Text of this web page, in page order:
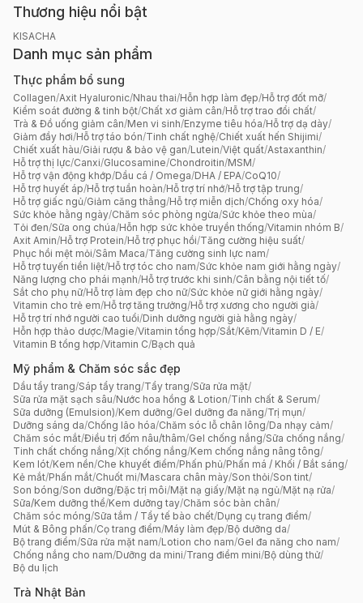
Thương hiệu nổi bật
KISACHA
Danh mục sản phẩm
Thực phẩm bổ sung
Collagen/Axit Hyaluronic/Nhau thai/Hỗn hợp làm đẹp/Hỗ trợ đốt mỡ/
Kiểm soát đường & tinh bột/Chất xơ giảm cân/Hỗ trợ trao đổi chất/
Trà & Đồ uống giảm cân/Men vi sinh/Enzyme tiêu hóa/Hỗ trợ dạ dày/
Giảm đầy hơi/Hỗ trợ táo bón/Tinh chất nghệ/Chiết xuất hến Shijimi/
Chiết xuất hàu/Giải rượu & bảo vệ gan/Lutein/Việt quất/Astaxanthin/
Hỗ trợ thị lực/Canxi/Glucosamine/Chondroitin/MSM/
Hỗ trợ vận động khớp/Dầu cá / Omega/DHA / EPA/CoQ10/
Hỗ trợ huyết áp/Hỗ trợ tuần hoàn/Hỗ trợ trí nhớ/Hỗ trợ tập trung/
Hỗ trợ giấc ngủ/Giảm căng thẳng/Hỗ trợ miễn dịch/Chống oxy hóa/
Sức khỏe hằng ngày/Chăm sóc phòng ngừa/Sức khỏe theo mùa/
Tỏi đen/Sữa ong chúa/Hỗn hợp sức khỏe truyền thống/Vitamin nhóm B/
Axit Amin/Hỗ trợ Protein/Hỗ trợ phục hồi/Tăng cường hiệu suất/
Phục hồi mệt mỏi/Sâm Maca/Tăng cường sinh lực nam/
Hỗ trợ tuyến tiền liệt/Hỗ trợ tóc cho nam/Sức khỏe nam giới hằng ngày/
Năng lượng cho phái mạnh/Hỗ trợ trước khi sinh/Cân bằng nội tiết tố/
Sắt cho phụ nữ/Hỗ trợ làm đẹp cho nữ/Sức khỏe nữ giới hằng ngày/
Vitamin cho trẻ em/Hỗ trợ tăng trưởng/Hỗ trợ xương cho người già/
Hỗ trợ trí nhớ người cao tuổi/Dinh dưỡng người già hằng ngày/
Hỗn hợp thảo dược/Magie/Vitamin tổng hợp/Sắt/Kẽm/Vitamin D / E/
Vitamin B tổng hợp/Vitamin C/Bạch quả
Mỹ phẩm & Chăm sóc sắc đẹp
Dầu tẩy trang/Sáp tẩy trang/Tẩy trang/Sữa rửa mặt/
Sữa rửa mặt sạch sâu/Nước hoa hồng & Lotion/Tinh chất & Serum/
Sữa dưỡng (Emulsion)/Kem dưỡng/Gel dưỡng đa năng/Trị mụn/
Dưỡng sáng da/Chống lão hóa/Chăm sóc lỗ chân lông/Da nhạy cảm/
Chăm sóc mắt/Điều trị đốm nâu/thâm/Gel chống nắng/Sữa chống nắng/
Tinh chất chống nắng/Xịt chống nắng/Kem chống nắng nâng tông/
Kem lót/Kem nền/Che khuyết điểm/Phấn phủ/Phấn má / Khối / Bắt sáng/
Kẻ mắt/Phấn mắt/Chuốt mi/Mascara chân mày/Son thỏi/Son tint/
Son bóng/Son dưỡng/Đặc trị môi/Mặt nạ giấy/Mặt nạ ngủ/Mặt nạ rửa/
Sữa/Kem dưỡng thể/Kem dưỡng tay/Chăm sóc bàn chân/
Chăm sóc móng/Sữa tắm / Tẩy tế bào chết/Dụng cụ trang điểm/
Mút & Bông phấn/Cọ trang điểm/Máy làm đẹp/Bộ dưỡng da/
Bộ trang điểm/Sữa rửa mặt nam/Lotion cho nam/Gel đa năng cho nam/
Chống nắng cho nam/Dưỡng da mini/Trang điểm mini/Bộ dùng thử/
Bộ du lịch
Trà Nhật Bản